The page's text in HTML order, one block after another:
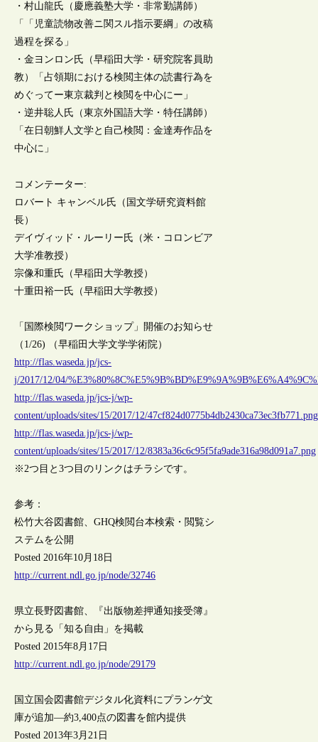
・村山龍氏（慶應義塾大学・非常勤講師）
「「児童読物改善ニ関スル指示要綱」の改稿
過程を探る」
・金ヨンロン氏（早稲田大学・研究院客員助
教）「占領期における検閲主体の読書行為を
めぐってー東京裁判と検閲を中心にー」
・逆井聡人氏（東京外国語大学・特任講師）
「在日朝鮮人文学と自己検閲：金達寿作品を
中心に」
コメンテーター:
ロバート キャンベル氏（国文学研究資料館
長）
デイヴィッド・ルーリー氏（米・コロンビア
大学准教授）
宗像和重氏（早稲田大学教授）
十重田裕一氏（早稲田大学教授）
「国際検閲ワークショップ」開催のお知らせ
（1/26) （早稲田大学文学学術院）
http://flas.waseda.jp/jcs-
j/2017/12/04/
http://flas.waseda.jp/jcs-j/wp-
content/uploads/sites/15/2017/12/47cf824d0775b4db2430ca73ec3fb771.png
http://flas.waseda.jp/jcs-j/wp-
content/uploads/sites/15/2017/12/8383a36c6c95f5fa9ade316a98d091a7.png
※2つ目と3つ目のリンクはチラシです。
参考：
松竹大谷図書館、GHQ検閲台本検索・閲覧シ
ステムを公開
Posted 2016年10月18日
http://current.ndl.go.jp/node/32746
県立長野図書館、『出版物差押通知接受簿』
から見る「知る自由」を掲載
Posted 2015年8月17日
http://current.ndl.go.jp/node/29179
国立国会図書館デジタル化資料にプランゲ文
庫が追加―約3,400点の図書を館内提供
Posted 2013年3月21日